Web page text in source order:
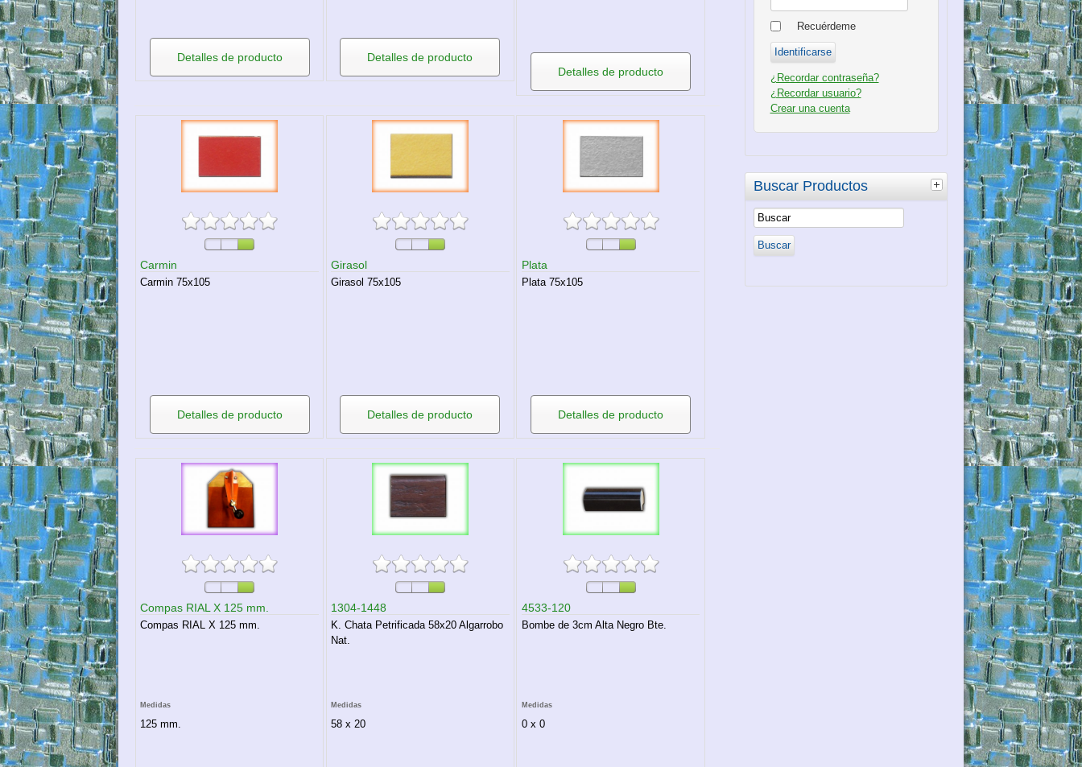
Detalles de producto Detalles de producto
Detalles de producto
Carmin
Carmin 75x105
Detalles de producto
Girasol
Girasol 75x105
Detalles de producto
Plata
Plata 75x105
Detalles de producto
Compas RIAL X 125 mm.
Compas RIAL X 125 mm.
Medidas
125 mm.
1304-1448
K. Chata Petrificada 58x20 Algarrobo
Nat.
Medidas
58 x 20
4533-120
Bombe de 3cm Alta Negro Bte.
Medidas
0 x 0
Recuérdeme
¿Recordar contraseña?
¿Recordar usuario?
Crear una cuenta
Buscar Productos